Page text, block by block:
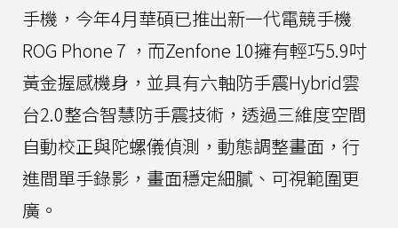
手機，今年4月華碩已推出新一代電競手機
ROG Phone 7 ，而Zenfone 10擁有輕巧5.9吋
黃金握感機身，並具有六軸防手震Hybrid雲
台2.0整合智慧防手震技術，透過三維度空間
自動校正與陀螺儀偵測，動態調整畫面，行
進間單手錄影，畫面穩定細膩、可視範圍更
廣。